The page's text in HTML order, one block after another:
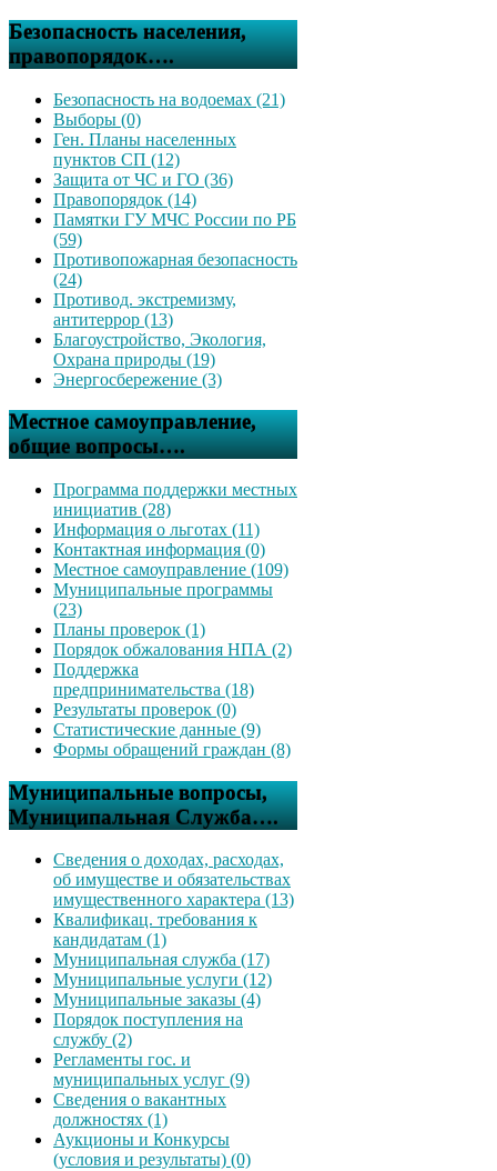
Безопасность населения,
правопорядок….
Безопасность на водоемах (21)
Выборы (0)
Ген. Планы населенных
пунктов СП (12)
Защита от ЧС и ГО (36)
Правопорядок (14)
Памятки ГУ МЧС России по РБ
(59)
Противопожарная безопасность
(24)
Противод. экстремизму,
антитеррор (13)
Благоустройство, Экология,
Охрана природы (19)
Энергосбережение (3)
Местное самоуправление,
общие вопросы….
Программа поддержки местных
инициатив (28)
Информация о льготах (11)
Контактная информация (0)
Местное самоуправление (109)
Муниципальные программы
(23)
Планы проверок (1)
Порядок обжалования НПА (2)
Поддержка
предпринимательства (18)
Результаты проверок (0)
Статистические данные (9)
Формы обращений граждан (8)
Муниципальные вопросы,
Муниципальная Служба….
Сведения о доходах, расходах,
об имуществе и обязательствах
имущественного характера (13)
Квалификац. требования к
кандидатам (1)
Муниципальная служба (17)
Муниципальные услуги (12)
Муниципальные заказы (4)
Порядок поступления на
службу (2)
Регламенты гос. и
муниципальных услуг (9)
Сведения о вакантных
должностях (1)
Аукционы и Конкурсы
(условия и результаты) (0)